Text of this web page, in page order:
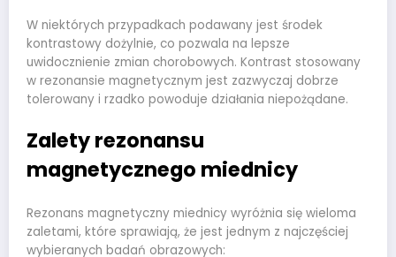
W niektórych przypadkach podawany jest środek
kontrastowy dożylnie, co pozwala na lepsze
uwidocznienie zmian chorobowych. Kontrast stosowany
w rezonansie magnetycznym jest zazwyczaj dobrze
tolerowany i rzadko powoduje działania niepożądane.
Zalety rezonansu
magnetycznego miednicy
Rezonans magnetyczny miednicy wyróżnia się wieloma
zaletami, które sprawiają, że jest jednym z najczęściej
wybieranych badań obrazowych: